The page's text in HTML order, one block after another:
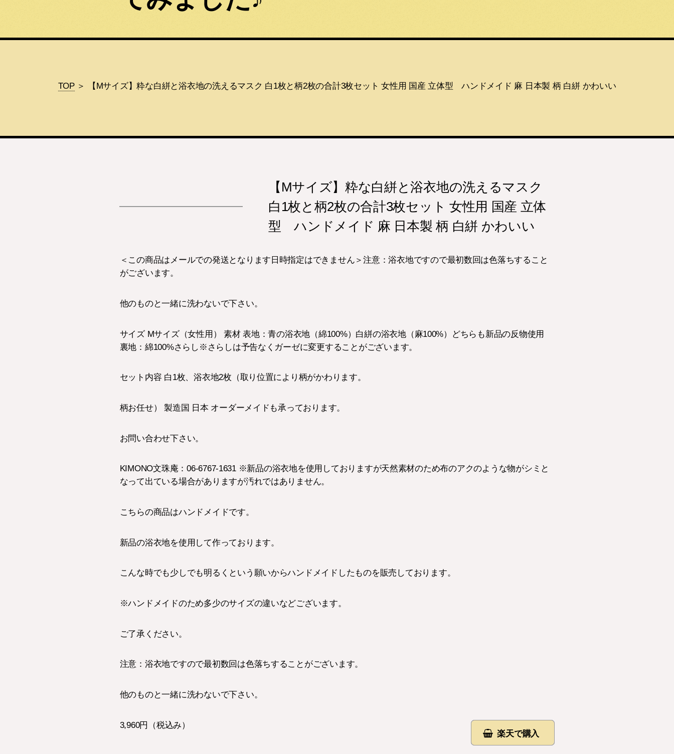
TOP＞ 【Mサイズ】粋な白絣と浴衣地の洗えるマスク 白1枚と柄2枚の合計3枚セット 女性用 国産 立体型 ハンドメイド 麻 日本製 柄 白絣 かわいい
【Mサイズ】粋な白絣と浴衣地の洗えるマスク
白1枚と柄2枚の合計3枚セット 女性用 国産 立体
型 ハンドメイド 麻 日本製 柄 白絣 かわいい
＜この商品はメールでの発送となります日時指定はできません＞注意：浴衣地ですので最初数回は色落ちすること
がございます。
他のものと一緒に洗わないで下さい。
サイズ Mサイズ（女性用） 素材 表地：青の浴衣地（綿100%）白絣の浴衣地（麻100%）どちらも新品の反物使用
裏地：綿100%さらし※さらしは予告なくガーゼに変更することがございます。
セット内容 白1枚、浴衣地2枚（取り位置により柄がかわります。
柄お任せ） 製造国 日本 オーダーメイドも承っております。
お問い合わせ下さい。
KIMONO文珠庵：06-6767-1631 ※新品の浴衣地を使用しておりますが天然素材のため布のアクのような物がシミと
なって出ている場合がありますが汚れではありません。
こちらの商品はハンドメイドです。
新品の浴衣地を使用して作っております。
こんな時でも少しでも明るくという願いからハンドメイドしたものを販売しております。
※ハンドメイドのため多少のサイズの違いなどございます。
ご了承ください。
注意：浴衣地ですので最初数回は色落ちすることがございます。
他のものと一緒に洗わないで下さい。
楽天で購入
3,960円（税込み）